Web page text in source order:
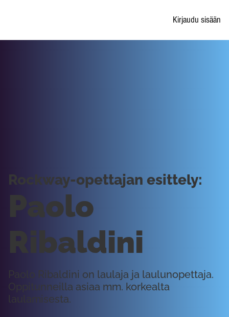
Kirjaudu sisään
Paolo
Ribaldini
Paolo Ribaldini on laulaja ja laulunopettaja.
Oppitunneilla asiaa mm. korkealta
laulamisesta.
Rockway-opettajan esittely: